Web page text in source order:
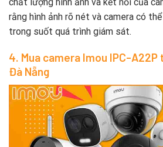
rằng hình ảnh rõ nét và camera có
trong suốt quá trình giám sát.
4. Mua camera Imou IPC-A22P
Đà Nẵng